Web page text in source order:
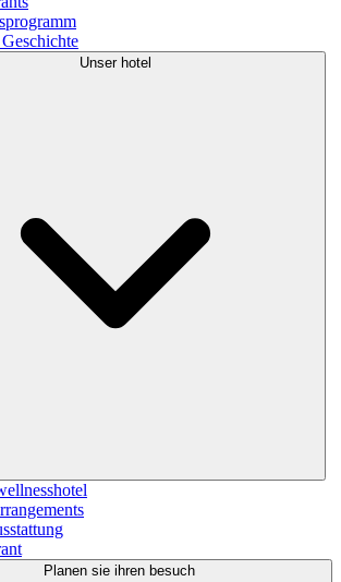
Unser hotel
Planen sie ihren besuch